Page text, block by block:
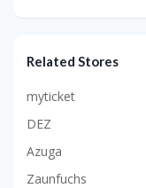
Related Stores
myticket
DEZ
Azuga
Zaunfuchs